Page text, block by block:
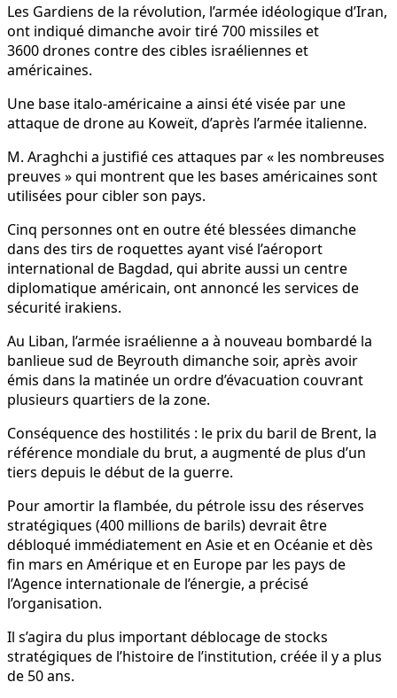
Les Gardiens de la révolution, l’armée idéologique d’Iran,
ont indiqué dimanche avoir tiré 700 missiles et
3600 drones contre des cibles israéliennes et
américaines.
Une base italo-américaine a ainsi été visée par une
attaque de drone au Koweït, d’après l’armée italienne.
M. Araghchi a justifié ces attaques par « les nombreuses
preuves » qui montrent que les bases américaines sont
utilisées pour cibler son pays.
Cinq personnes ont en outre été blessées dimanche
dans des tirs de roquettes ayant visé l’aéroport
international de Bagdad, qui abrite aussi un centre
diplomatique américain, ont annoncé les services de
sécurité irakiens.
Au Liban, l’armée israélienne a à nouveau bombardé la
banlieue sud de Beyrouth dimanche soir, après avoir
émis dans la matinée un ordre d’évacuation couvrant
plusieurs quartiers de la zone.
Conséquence des hostilités : le prix du baril de Brent, la
référence mondiale du brut, a augmenté de plus d’un
tiers depuis le début de la guerre.
Pour amortir la flambée, du pétrole issu des réserves
stratégiques (400 millions de barils) devrait être
débloqué immédiatement en Asie et en Océanie et dès
fin mars en Amérique et en Europe par les pays de
l’Agence internationale de l’énergie, a précisé
l’organisation.
Il s’agira du plus important déblocage de stocks
stratégiques de l’histoire de l’institution, créée il y a plus
de 50 ans.